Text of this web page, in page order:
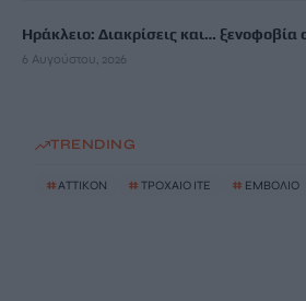
Ηράκλειο: Διακρίσεις και… ξενοφοβία
6 Αυγούστου, 2026
TRENDING
#ΑΤΤΙΚΟΝ # ΤΡΟΧΑΙΟ ΙΤΕ # ΕΜΒΟΛΙΟ